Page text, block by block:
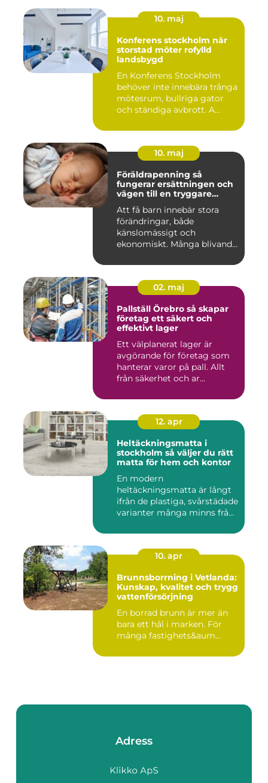
10. maj
Konferens stockholm när
storstad möter rofylld
landsbygd
En Konferens Stockholm
behöver inte innebära trånga
mötesrum, bullriga gator
och ständiga avbrott. A...
10. maj
Föräldrapenning så
fungerar ersättningen och
vägen till en tryggare
Att få barn innebär stora
förändringar, både
känslomässigt och
ekonomiskt. Många blivande
02. maj
Pallställ Örebro så skapar
företag ett säkert och
effektivt lager
Ett välplanerat lager är
avgörande för företag som
hanterar varor på pall. Allt
från säkerhet och ar...
12. apr
Heltäckningsmatta i
stockholm så väljer du rätt
matta för hem och kontor
En modern
heltäckningsmatta är långt
ifrån de plastiga, svårstädade
varianter många minns från
10. apr
Brunnsborrning i Vetlanda:
Kunskap, kvalitet och trygg
vattenförsörjning
En borrad brunn är mer än
bara ett hål i marken. För
många fastighets&aum...
Adress